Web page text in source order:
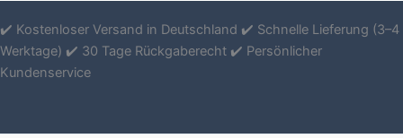
✔️ Kostenloser Versand in Deutschland ✔️ Schnelle Lieferung (3–4
Werktage) ✔️ 30 Tage Rückgaberecht ✔️ Persönlicher
Kundenservice